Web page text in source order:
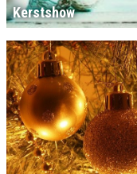
Kerstshow